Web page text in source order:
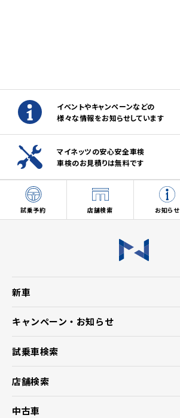
イベントやキャンペーンなどの
様々な情報をお知らせしています
マイネッツの安心安全車検
車検のお見積りは無料です
試乗予約 店舗検索 お知らせ
新車
キャンペーン・お知らせ
試乗車検索
店舗検索
中古車